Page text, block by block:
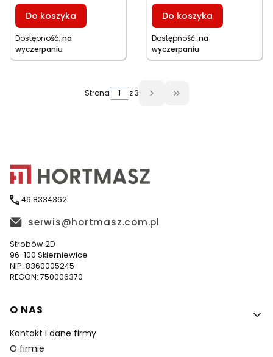
Do koszyka
Dostępność: na
wyczerpaniu
Do koszyka
Dostępność: na
wyczerpaniu
Strona z 3 Przejdź do ostatniej
46 8334362
serwis@hortmasz.com.pl
Strobów 2D
96-100 Skierniewice
NIP: 8360005245
REGON: 750006370
Linki w stopce
O NAS
Kontakt i dane firmy
O firmie